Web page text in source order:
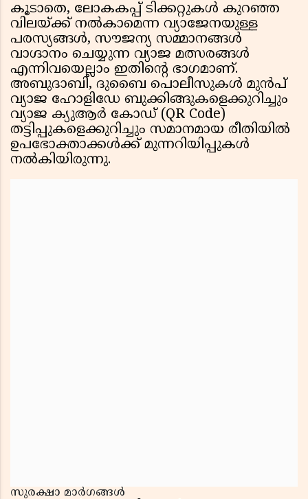
കൂടാതെ, ലോകകപ്പ് ടിക്കറ്റുകൾ കുറഞ്ഞ
വിലയ്ക്ക് നൽകാമെന്ന വ്യാജേനയുള്ള
പരസ്യങ്ങൾ, സൗജന്യ സമ്മാനങ്ങൾ
വാഗ്ദാനം ചെയ്യുന്ന വ്യാജ മത്സരങ്ങൾ
എന്നിവയെല്ലാം ഇതിൻ്റെ ഭാഗമാണ്.
അബുദാബി, ദുബൈ പൊലീസുകൾ മുൻപ്
വ്യാജ ഹോളിഡേ ബുക്കിങ്ങുകളെക്കുറിച്ചും
വ്യാജ ക്യുആർ കോഡ് (QR Code)
തട്ടിപ്പുകളെക്കുറിച്ചും സമാനമായ രീതിയിൽ
ഉപഭോക്താക്കൾക്ക് മുന്നറിയിപ്പുകൾ
നൽകിയിരുന്നു.
സുരക്ഷാ മാർഗങ്ങൾ